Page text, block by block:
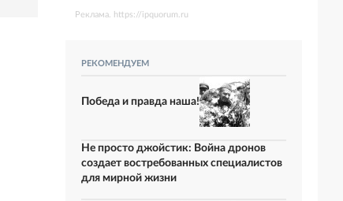
Реклама. https://ipquorum.ru
РЕКОМЕНДУЕМ
Победа и правда наша!
Не просто джойстик: Война дронов
создает востребованных специалистов
для мирной жизни